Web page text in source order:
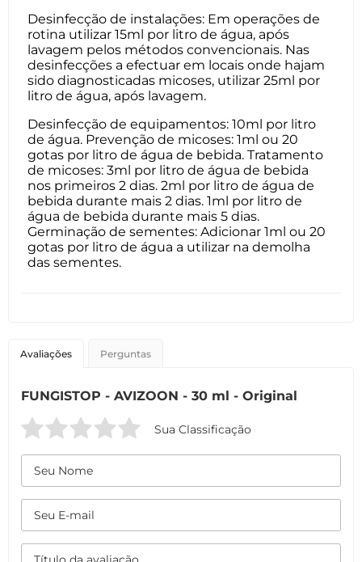
Desinfecção de instalações: Em operações de
rotina utilizar 15ml por litro de água, após
lavagem pelos métodos convencionais. Nas
desinfecções a efectuar em locais onde hajam
sido diagnosticadas micoses, utilizar 25ml por
litro de água, após lavagem.
Desinfecção de equipamentos: 10ml por litro
de água. Prevenção de micoses: 1ml ou 20
gotas por litro de água de bebida. Tratamento
de micoses: 3ml por litro de água de bebida
nos primeiros 2 dias. 2ml por litro de água de
bebida durante mais 2 dias. 1ml por litro de
água de bebida durante mais 5 dias.
Germinação de sementes: Adicionar 1ml ou 20
gotas por litro de água a utilizar na demolha
das sementes.
Avaliações Perguntas
FUNGISTOP - AVIZOON - 30 ml - Original
Sua Classificação